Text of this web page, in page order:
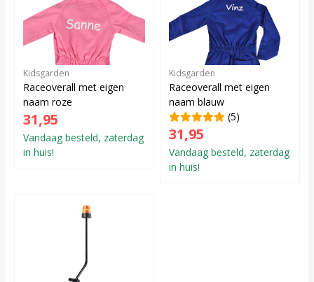
Kidsgarden
Raceoverall met eigen
naam roze
31,95
Vandaag besteld, zaterdag
in huis!
Kidsgarden
Raceoverall met eigen
naam blauw
(5)
31,95
Vandaag besteld, zaterdag
in huis!